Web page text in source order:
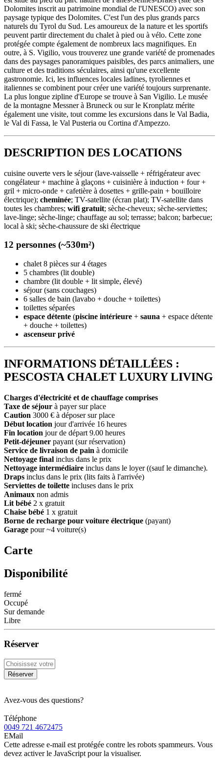
Dolomites inscrit au patrimoine mondial de l'UNESCO) avec son
paysage typique des Dolomites. C'est l'un des plus grands parcs
naturels du Tyrol du Sud. Les amoureux de la nature et les sportifs
peuvent partir directement du chalet à pied ou à vélo. Cette zone
protégée compte également de nombreux lacs magnifiques. En
outre, à S. Vigilio, vous trouverez une grande variété de promenades
dans des paysages panoramiques paisibles, des parcs animaliers, une
culture et des traditions séculaires, ainsi qu'une excellente
gastronomie. Ici, les influences locales ladines, tyroliennes et
italiennes se combinent pour créer une variété toujours surprenante.
La plus longue zipline d'Europe se trouve à San Vigilio. Le musée
de la montagne Messner à Bruneck ou sur le Kronplatz mérite
également une visite, tout comme les excursions dans le Val Badia,
le Val di Fassa, le Val Pusteria ou Cortina d'Ampezzo.
DESCRIPTION DES LOCATIONS
cuisine ouverte vers le séjour (lave-vaisselle + réfrigérateur avec
congélateur + machine à glaçons + cuisinière à induction + four +
gril + micro-onde + cafetière à dosettes + grille-pain + bouilloire
électrique); cheminée; TV-satellite (écran plat); TV-satellite dans
toutes les chambres; wifi gratuit; sèche-cheveux; sèche-serviettes;
lave-linge; sèche-linge; chauffage au sol; terrasse; balcon; barbecue;
local à ski; sèche-chaussure de ski électrique
12 personnes (~530m²)
chalet 8 pièces sur 4 étages
5 chambres (lit double)
chambre (lit double + lit simple, élevé)
séjour (sans couchages)
6 salles de bain (lavabo + douche + toilettes)
toilettes séparées
espace détente (piscine intérieure + sauna + espace détente
+ douche + toilettes)
ascenseur privé
INFORMATIONS DÉTAILLÉES :
PESCOSTA CHALET LUXURY LIVING
Charges d'électricité et de chauffage comprises
Taxe de séjour à payer sur place
Caution 3000 € à déposer sur place
Début location jour d'arrivée 16 heures
Fin location jour de départ 9.00 heures
Petit-déjeuner payant (sur réservation)
Service de livraison de pain à domicile
Nettoyage final inclus dans le prix
Nettoyage intermédiaire inclus dans le loyer ((sauf le dimanche).
Draps inclus dans le prix (lits faits à l'arrivée)
Serviettes de toilette incluses dans le prix
Animaux non admis
Lit bébé 2 x gratuit
Chaise bébé 1 x gratuit
Borne de recharge pour voiture électrique (payant)
Garage pour ~4 voiture(s)
Carte
Disponibilité
fermé
Occupé
Sur demande
Libre
Réserver
Réserver
Avez-vous des questions?
Téléphone
0049 721 4672475
EMail
Cette adresse e-mail est protégée contre les robots spammeurs. Vous
devez activer le JavaScript pour la visualiser.